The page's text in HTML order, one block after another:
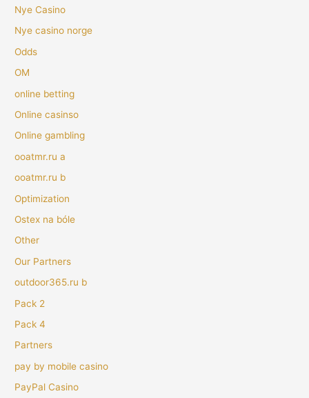
Nye Casino
Nye casino norge
Odds
OM
online betting
Online casinso
Online gambling
ooatmr.ru a
ooatmr.ru b
Optimization
Ostex na bóle
Other
Our Partners
outdoor365.ru b
Pack 2
Pack 4
Partners
pay by mobile casino
PayPal Casino